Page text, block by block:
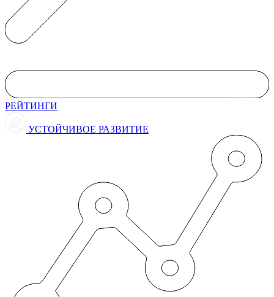
РЕЙТИНГИ
УСТОЙЧИВОЕ РАЗВИТИЕ